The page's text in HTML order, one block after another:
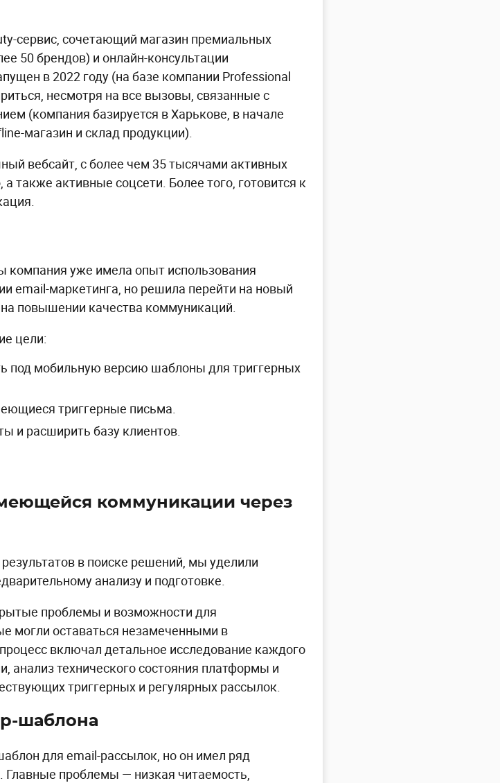
сервис, сочетающий магазин премиальных
50 брендов) и онлайн-консультации
в 2022 году (на базе компании Professional
несмотря на все вызовы, связанные с
(компания базируется в Харькове, в начале
магазин и склад продукции).
вебсайт, с более чем 35 тысячами активных
также активные соцсети. Более того, готовится к
компания уже имела опыт использования
email-маркетинга, но решила перейти на новый
повышении качества коммуникаций.
цели:
под мобильную версию шаблоны для триггерных
триггерные письма.
и расширить базу клиентов.
коммуникации через
в поиске решений, мы уделили
анализу и подготовке.
проблемы и возможности для
могли оставаться незамеченными в
включал детальное исследование каждого
анализ технического состояния платформы и
триггерных и регулярных рассылок.
шаблона
для email-рассылок, но он имел ряд
Главные проблемы — низкая читаемость,